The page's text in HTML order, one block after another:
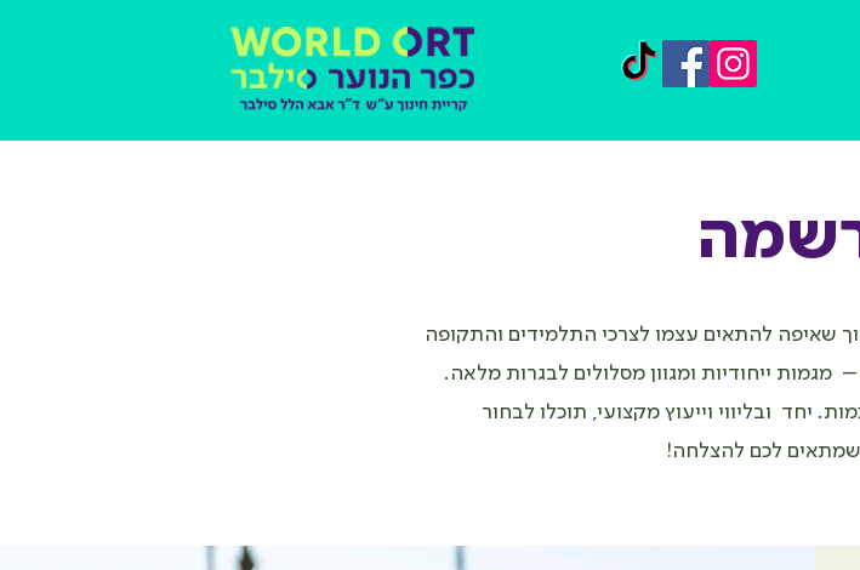
שאיפה להתאים עצמו לצרכי התלמידים והתקופה
ייחודיות ומגוון מסלולים לבגרות מלאה.
יחד ובליווי וייעוץ מקצועי, תוכלו לבחור
לכם להצלחה!